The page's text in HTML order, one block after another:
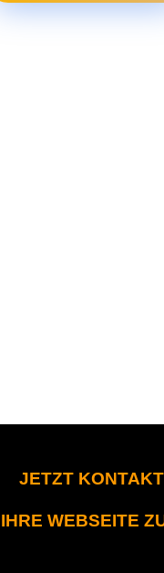
JETZT
WEBSEITE